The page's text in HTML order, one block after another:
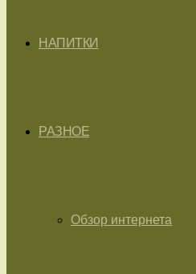
НАПИТКИ
РАЗНОЕ
Обзор интернета